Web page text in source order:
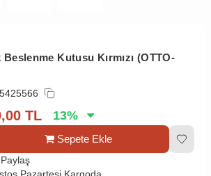
Kutusu Kırmızı (OTTO-
TL 13%
Sepete Ekle
Paylaş
Pazartesi Kargoda